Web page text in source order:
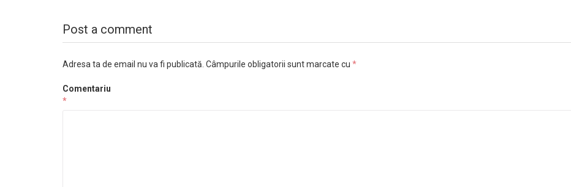
Post a comment
Adresa ta de email nu va fi publicată. Câmpurile obligatorii sunt marcate cu *
Comentariu
*